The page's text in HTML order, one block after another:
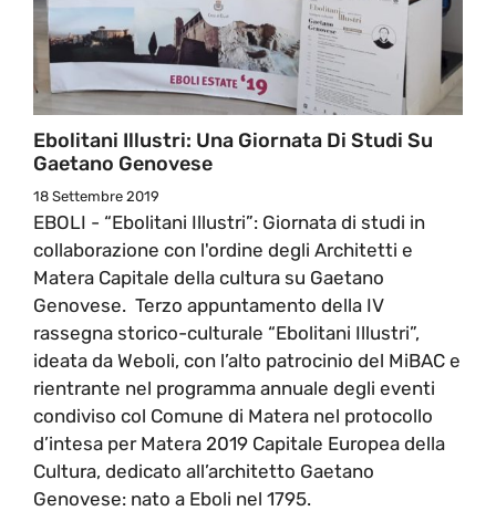
Ebolitani Illustri: Una Giornata Di Studi Su
Gaetano Genovese
18 Settembre 2019
EBOLI - “Ebolitani Illustri”: Giornata di studi in
collaborazione con l'ordine degli Architetti e
Matera Capitale della cultura su Gaetano
Genovese. Terzo appuntamento della IV
rassegna storico-culturale “Ebolitani Illustri”,
ideata da Weboli, con l’alto patrocinio del MiBAC e
rientrante nel programma annuale degli eventi
condiviso col Comune di Matera nel protocollo
d’intesa per Matera 2019 Capitale Europea della
Cultura, dedicato all’architetto Gaetano
Genovese: nato a Eboli nel 1795.